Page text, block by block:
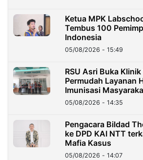
Ketua MPK
Tembus 100
Indonesia
05/08/2026 - 15:49
RSU Asri Buka
Permudah Layanan
Imunisasi
05/08/2026 - 14:35
Pengacara Bildad
ke DPD KAI NTT
Mafia Kasus
05/08/2026 - 14:07